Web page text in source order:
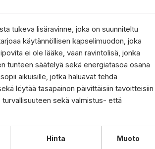
tukeva lisäravinne, joka on suunniteltu
käytännöllisen kapselimuodon, joka
ei ole lääke, vaan ravintolisä, jonka
tunteen säätelyä sekä energiatasoa osana
aikuisille, jotka haluavat tehdä
löytää tasapainon päivittäisiin tavoitteisiin
sekä valmistus- että
Hinta Muoto